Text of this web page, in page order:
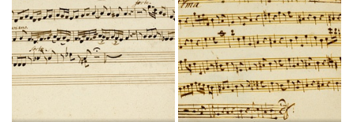
H 4, G.J. Werner, Alma
H 4, G.J. Werner, Alma
redemptoris mater, Violino
II-1.jpg